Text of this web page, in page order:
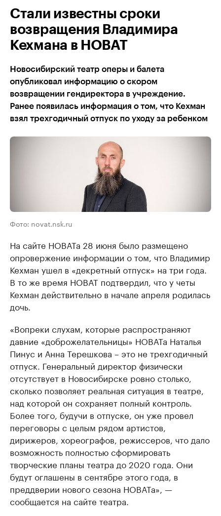
Стали известны сроки
возвращения Владимира
Кехмана в НОВАТ
Новосибирский театр оперы и балета
опубликовал информацию о скором
возвращении гендиректора в учреждение.
Ранее появилась информация о том, что Кехман
взял трехгодичный отпуск по уходу за ребенком
Фото: novat.nsk.ru
На сайте НОВАТа 28 июня было размещено
опровержение информации о том, что Владимир
Кехман ушел в «декретный отпуск» на три года.
В то же время НОВАТ подтвердил, что у четы
Кехман действительно в начале апреля родилась
дочь.
«Вопреки слухам, которые распространяют
давние «доброжелательницы» НОВАТа Наталья
Пинус и Анна Терешкова – это не трехгодичный
отпуск. Генеральный директор физически
отсутствует в Новосибирске ровно столько,
сколько позволяет реальная ситуация в театре,
над которой он сохраняет полный контроль.
Более того, будучи в отпуске, он уже провел
переговоры с целым рядом артистов,
дирижеров, хореографов, режиссеров, что дало
возможность полностью сформировать
творческие планы театра до 2020 года. Они
будут оглашены в сентябре этого года, в
преддверии нового сезона НОВАТа», —
сообщается на сайте театра.